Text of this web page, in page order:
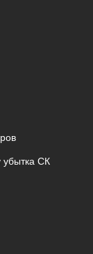
убытка СК